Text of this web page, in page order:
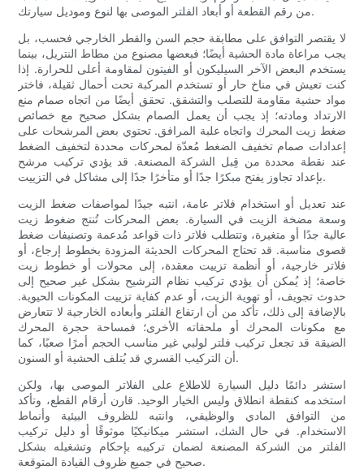
من رقم القطعة أو أبعاد الفلتر الموصى بها لنوع وموديل سيارتك.
لا يقتصر التوافق على مطابقة حجم السن والقطر الخارجي فحسب، بل
يجب مراعاة مادة الحشية أيضًا؛ فبعضها مصنوع من مطاط النتريل، بينما
يستخدم البعض الآخر السيليكون أو الفيتون لمقاومة أعلى للحرارة. إذا
كنت تعيش في مناخ حار أو تستخدم المركبة تحت أحمال ثقيلة، فاختر
مواد حشية مقاومة للتصلب والتشقق. تحقق أيضًا من اتجاه صمام منع
الارتداد ومادته؛ إذ يجب أن يعمل الصمام بشكل صحيح مع خصائص
ضغط زيت المحرك واتجاه علبة المرافق. تحتوي بعض المرشحات على
إعدادات صمام تخفيف الضغط مُعدّة لمحركات محددة لتخفيف الضغط
عند نقطة محددة من قِبل الشركة المصنعة. قد يؤدي تركيب مرشح
بإعداد تجاوز يفتح مبكرًا جدًا أو متأخرًا جدًا إلى مشاكل في التزييت.
عند تعديل أو استخدام فلاتر عامة، انتبه جيدًا لمواصفات ضغط الزيت
وسعة مضخة الزيت في السيارة. بعض المحركات تُنتج ضغوط زيت
عالية جدًا أو متغيرة، وتتطلب فلاتر ذات قواعد مُدعمة وتصنيفات ضغط
قصوى مناسبة. قد تحتاج المحركات الحديثة المزودة بخطوط إرجاع، أو
فلاتر خارجية، أو أنظمة تزييت معقدة، إلى محولات أو خطوط زيت
خاصة؛ إذ يُمكن أن يؤدي تركيب نظام الترشيح بشكل غير صحيح إلى
حدوث تجويف، أو تهوية الزيت، أو عدم كفاية تزييت المكونات الحيوية.
بالإضافة إلى ذلك، تأكد من أن ارتفاع الفلتر وأبعاده الخارجية لا تتعارض
مع مكونات المحرك أو ملحقاته الأخرى؛ فمساحة حجرة المحرك
الضيقة قد تجعل تركيب فلتر لولبي غير مناسب الحجم أمرًا صعبًا، كما
أن التركيب القسري قد يُتلف الحشية أو السنون.
استشر دائمًا دليل السيارة للاطلاع على الفلاتر الموصى بها، ولكن
استخدمه كنقطة انطلاق وليس الخيار الوحيد. قارن أرقام القطع، وتأكد
من التوافق المادي والوظيفي، وانتبه للظروف البيئية وأنماط
الاستخدام. في حال الشك، استشر ميكانيكيًا موثوقًا أو دليل تركيب
الفلتر من الشركة المصنعة لضمان تركيبه بإحكام وتشغيله بشكل
صحيح في جميع ظروف القيادة المتوقعة.